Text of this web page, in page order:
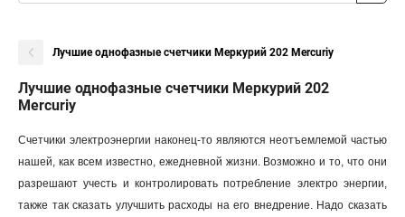
Лучшие однофазные счетчики Меркурий 202 Mercuriy
Лучшие однофазные счетчики Меркурий 202
Mercuriy
Счетчики электроэнергии наконец-то являются неотъемлемой частью
нашей, как всем известно, ежедневной жизни. Возможно и то, что они
разрешают учесть и контролировать потребление электро энергии,
также так сказать улучшить расходы на его внедрение. Надо сказать